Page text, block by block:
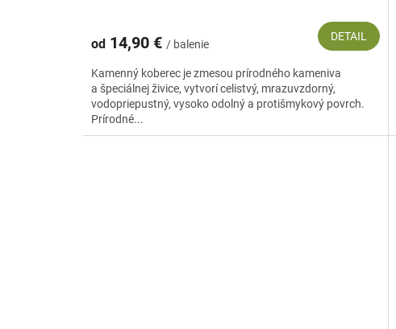
od 14,90 € / balenie
DETAIL
Kamenný koberec je zmesou prírodného kameniva
a špeciálnej živice, vytvorí celistvý, mrazuvzdorný,
vodopriepustný, vysoko odolný a protišmykový povrch.
Prírodné...